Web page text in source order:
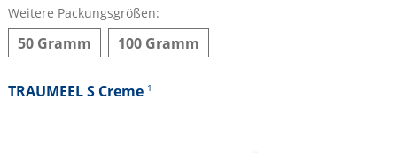
Weitere Packungsgrößen:
50 Gramm 100 Gramm
TRAUMEEL S Creme 1